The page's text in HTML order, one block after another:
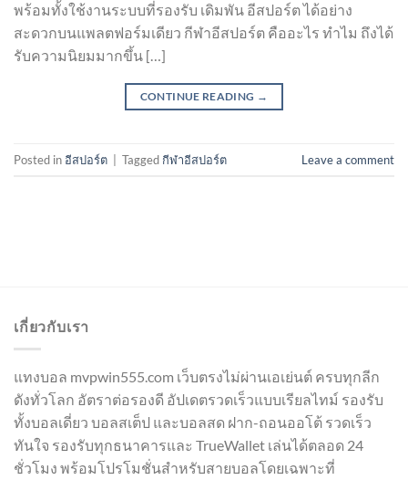
พร้อมทั้งใช้งานระบบที่รองรับ เดิมพัน อีสปอร์ต ได้อย่าง
สะดวกบนแพลตฟอร์มเดียว กีฬาอีสปอร์ต คืออะไร ทำไม ถึงได้
รับความนิยมมากขึ้น […]
CONTINUE READING →
Posted in อีสปอร์ต Tagged กีฬาอีสปอร์ต Leave a comment
เกี่ยวกับเรา
แทงบอล mvpwin555.com เว็บตรงไม่ผ่านเอเย่นต์ ครบทุกลีก
ดังทั่วโลก อัตราต่อรองดี อัปเดตรวดเร็วแบบเรียลไทม์ รองรับ
ทั้งบอลเดี่ยว บอลสเต็ป และบอลสด ฝาก-ถอนออโต้ รวดเร็ว
ทันใจ รองรับทุกธนาคารและ TrueWallet เล่นได้ตลอด 24
ชั่วโมง พร้อมโปรโมชั่นสำหรับสายบอลโดยเฉพาะที่